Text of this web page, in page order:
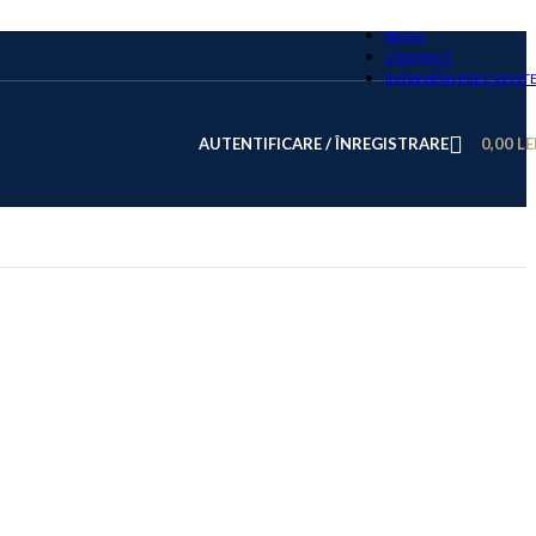
BLOG
CONTACT
ÎNTREBĂRI
AUTENTIFICARE / ÎNREGISTRARE 0,00